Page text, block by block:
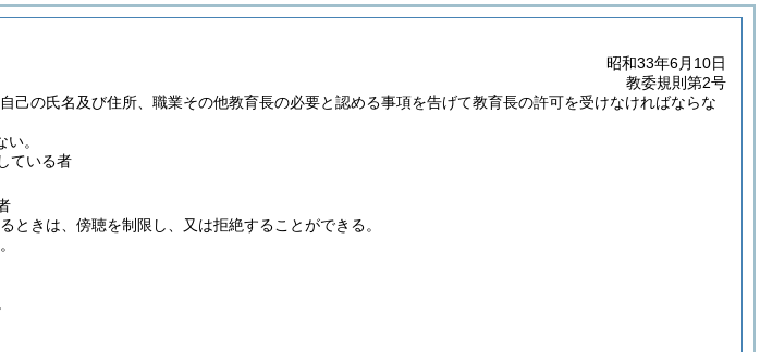
昭和33年6月10日
教委規則第2号
己の氏名及び住所、職業その他教育長の必要と認める事項を告げて教育長の許可を受けなければならな
。
ている者
ときは、傍聴を制限し、又は拒絶することができる。